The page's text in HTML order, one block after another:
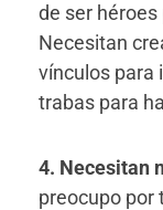
de ser
Necesitan
vínculos para
trabas para
4. Necesitan
preocupo por